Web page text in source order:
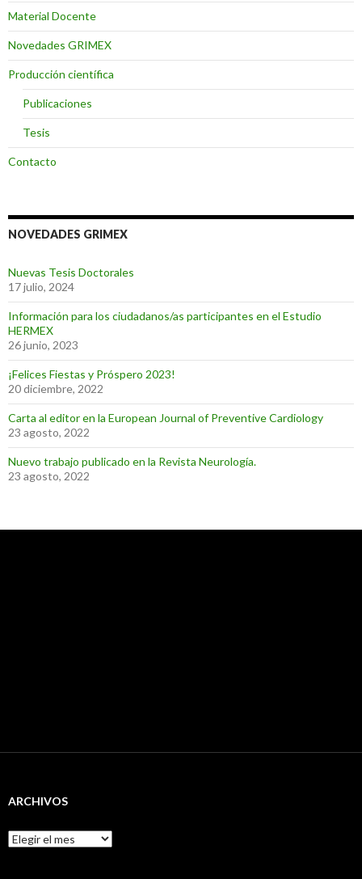
Material Docente
Novedades GRIMEX
Producción científica
Publicaciones
Tesis
Contacto
NOVEDADES GRIMEX
Nuevas Tesis Doctorales
17 julio, 2024
Información para los ciudadanos/as participantes en el Estudio
HERMEX
26 junio, 2023
¡Felices Fiestas y Próspero 2023!
20 diciembre, 2022
Carta al editor en la European Journal of Preventive Cardiology
23 agosto, 2022
Nuevo trabajo publicado en la Revista Neurología.
23 agosto, 2022
ARCHIVOS
Archivos